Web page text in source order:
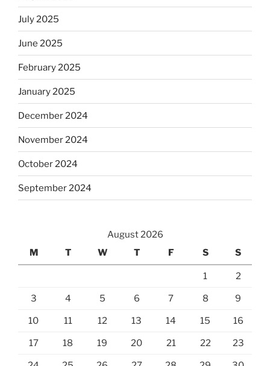
July 2025
June 2025
February 2025
January 2025
December 2024
November 2024
October 2024
September 2024
August 2026
M
T W T F S S
1 2
3 4 5 6 7 8 9
10 11 12 13 14 15 16
17 18 19 20 21 22 23